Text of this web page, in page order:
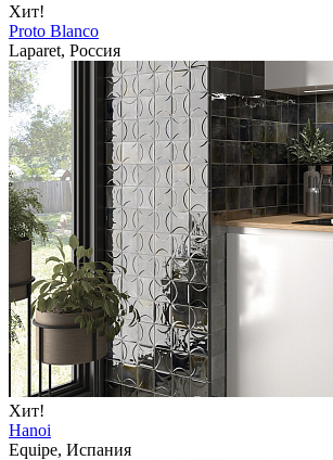
Хит!
Proto Blanco
Laparet, Россия
Хит!
Hanoi
Equipe, Испания